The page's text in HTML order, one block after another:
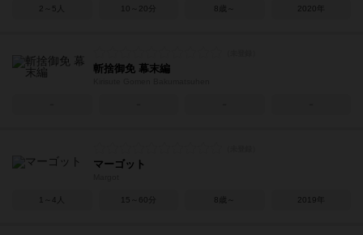
2～5人 10～20分 8歳～ 2020年
斬捨御免 幕末編
マーゴット
1～4人 15～60分 8歳～ 2019年